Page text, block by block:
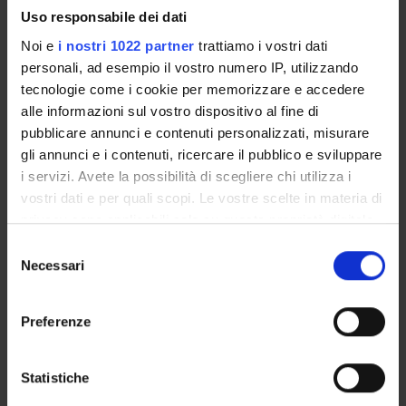
Uso responsabile dei dati
Noi e i nostri 1022 partner trattiamo i vostri dati
personali, ad esempio il vostro numero IP, utilizzando
tecnologie come i cookie per memorizzare e accedere
alle informazioni sul vostro dispositivo al fine di
pubblicare annunci e contenuti personalizzati, misurare
gli annunci e i contenuti, ricercare il pubblico e sviluppare
i servizi. Avete la possibilità di scegliere chi utilizza i
vostri dati e per quali scopi. Le vostre scelte in materia di
privacy sono applicabili solo su questa proprietà digitale
modificare o revocare il proprio consenso in qualsiasi
momento dalla Dichiarazione sui cookie o facendo clic
raccogliere informazioni sulla tua posizione
geografica, con un'approssimazione di qualche
delNecessari
Preferenze
Statistiche
CORSI DI LAUREA
CORSI DI LAUREA MAGISTRALE
POST LAUREA
Malattie dell'apparato
locomotore
Codice insegnamento
Eugenio Vecchini
Eugenio Vecchini